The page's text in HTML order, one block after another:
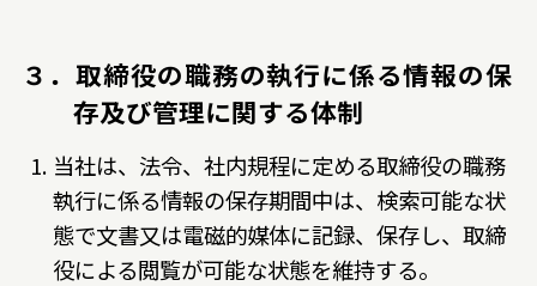
３．取締役の職務の執行に係る情報の保
存及び管理に関する体制
当社は、法令、社内規程に定める取締役の職務
執行に係る情報の保存期間中は、検索可能な状
態で文書又は電磁的媒体に記録、保存し、取締
役による閲覧が可能な状態を維持する。